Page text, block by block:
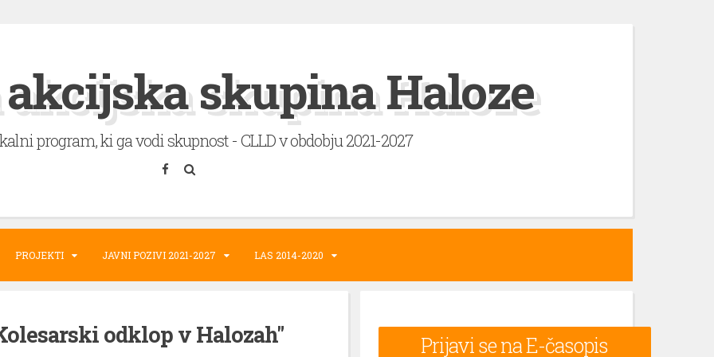
skupina Haloze
program, ki ga vodi skupnost - CLLD v obdobju 2021-2027
PROJEKTI JAVNI POZIVI 2021-2027 LAS 2014-2020
odklop v Halozah" Prijavi se na E-časopis